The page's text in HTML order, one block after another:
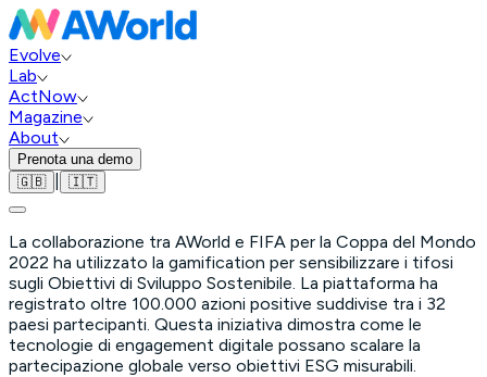
Evolve
Lab
ActNow
Magazine
About
Prenota una demo
🇬🇧
🇮🇹
La collaborazione tra AWorld e FIFA per la Coppa del Mondo
2022 ha utilizzato la gamification per sensibilizzare i tifosi
sugli Obiettivi di Sviluppo Sostenibile. La piattaforma ha
registrato oltre 100.000 azioni positive suddivise tra i 32
paesi partecipanti. Questa iniziativa dimostra come le
tecnologie di engagement digitale possano scalare la
partecipazione globale verso obiettivi ESG misurabili.